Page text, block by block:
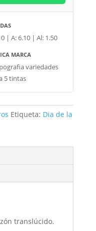
| A: 6.10 | Al: 1.50
MARCA
variedades
5 tintas
Etiqueta: Dia de la
translúcido.